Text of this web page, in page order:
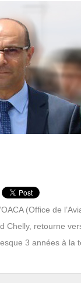
(Office de
Chelly, retourne
3 années à la